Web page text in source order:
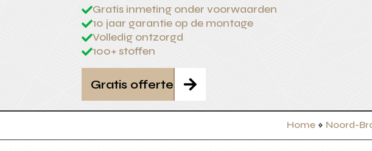
Gratis inmeting onder voorwaarden
10 jaar garantie op de montage
Volledig ontzorgd
100+ stoffen

Gratis offerte
Home » Noord-